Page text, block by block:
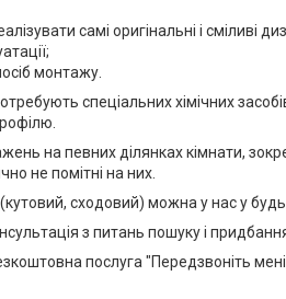
для
/
самі оригінальні і сміливі
монтажу.
спеціальних хімічних
на певних ділянках кімнати,
не помітні на них.
сходовий) можна у нас у
з питань пошуку і
послуга "Передзвоніть